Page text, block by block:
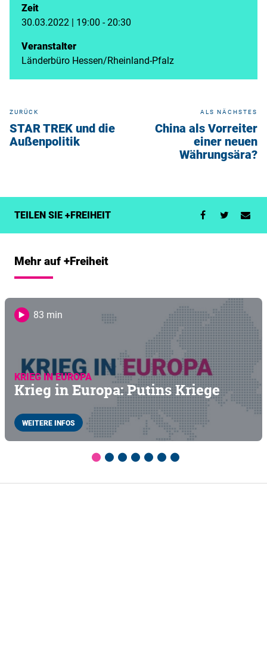
Zeit
30.03.2022 | 19:00 - 20:30
Veranstalter
Länderbüro Hessen/Rheinland-Pfalz
ZURÜCK
STAR TREK und die
Außenpolitik
ALS NÄCHSTES
China als Vorreiter
einer neuen
Währungsära?
TEILEN SIE +FREIHEIT
Mehr auf +Freiheit
83 min
KRIEG IN EUROPA
Krieg in Europa: Putins Kriege
WEITERE INFOS